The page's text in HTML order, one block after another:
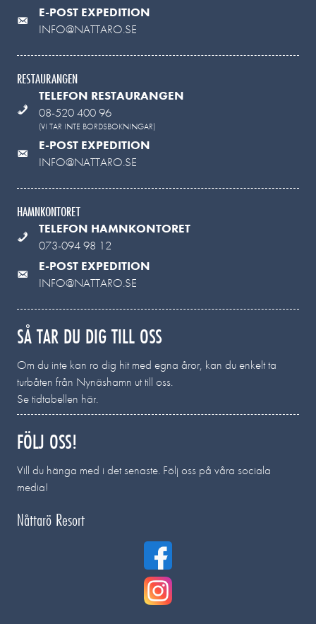
E-POST EXPEDITION
INFO@NATTARO.SE
RESTAURANGEN
TELEFON RESTAURANGEN
08-520 400 96
(VI TAR INTE BORDSBOKNINGAR)
E-POST EXPEDITION
INFO@NATTARO.SE
HAMNKONTORET
TELEFON HAMNKONTORET
073-094 98 12
E-POST EXPEDITION
INFO@NATTARO.SE
SÅ TAR DU DIG TILL OSS
Om du inte kan ro dig hit med egna åror, kan du enkelt ta
turbåten från Nynäshamn ut till oss.
Se tidtabellen här.
FÖLJ OSS!
Vill du hänga med i det senaste. Följ oss på våra sociala
media!
Nåttarö Resort